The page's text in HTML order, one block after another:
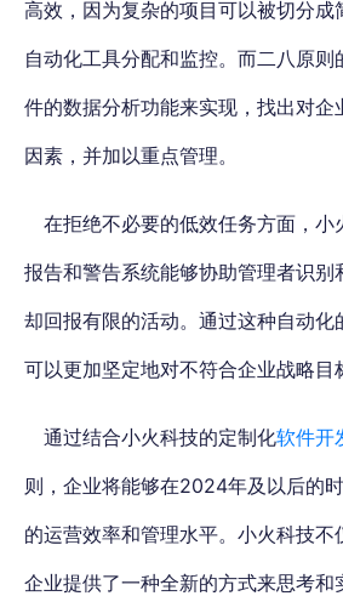
高效 ，因为复杂的项目可以被切分
自动化工具分配和监控。而二八原
件的数据分析功能来实现，找出对企
因素，并加以重点管理。
在拒绝不必要的低效任务方面，小
报告和警告系统能够协助管理者识别
却回报有限的活动。通过这种自动化
可以更加坚定地对不符合企业战略目
通过结合小火科技的定制化软件开
则 ，企业将能够在2024年及以后的
的运营效率和管理水平。小火科技不
企业提供了一种全新的方式来思考和